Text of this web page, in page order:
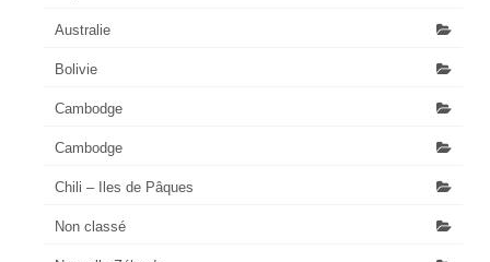
Australie
Bolivie
Cambodge
Cambodge
Chili – Iles de Pâques
Non classé